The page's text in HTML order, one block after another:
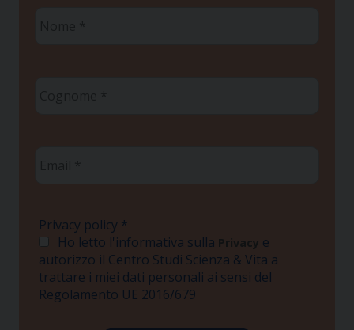
Privacy policy *
Ho letto l'informativa sulla Privacy e
autorizzo il Centro Studi Scienza & Vita a
trattare i miei dati personali ai sensi del
Regolamento UE 2016/679